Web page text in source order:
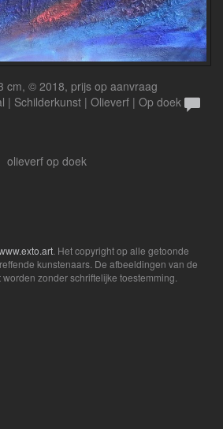
cm, © 2018, prijs op aanvraag
| Schilderkunst | Olieverf | Op doek
olieverf op doek
. Het copyright op alle getoonde
kunstenaars. De afbeeldingen van de
zonder schriftelijke toestemming.